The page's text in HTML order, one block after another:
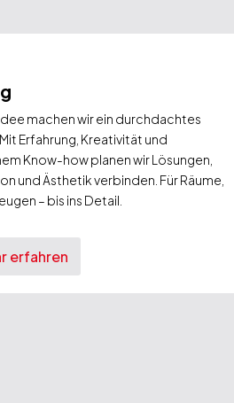
machen wir ein durchdachtes
Erfahrung, Kreativität und
Know-how planen wir Lösungen,
und Ästhetik verbinden. Für Räume,
– bis ins Detail.
erfahren